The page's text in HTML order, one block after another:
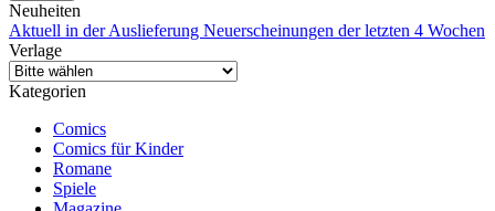
Neuheiten
Aktuell in der Auslieferung Neuerscheinungen der letzten 4 Wochen
Verlage
Kategorien
Comics
Comics für Kinder
Romane
Spiele